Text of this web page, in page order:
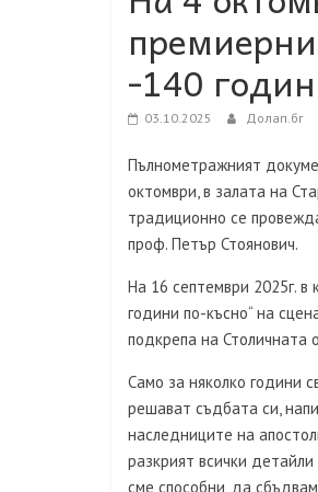
-140
03.10.2025 Долап.бг
Пълнометражният
октомври, в залата на
традиционно се
проф. Петър Стоянович.
На 16 септември 2025г.
години по-късно“ на
подкрепа на Столичната
Само за няколко години
решават съдбата си,
наследниците на
разкрият всички
сме способни, да